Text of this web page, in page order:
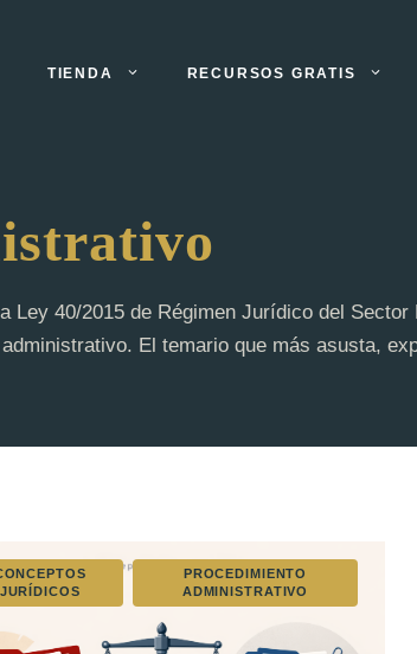
TIENDA RECURSOS GRATIS
Ley 40/2015 de Régimen Jurídico del
El temario que más asusta,
JURÍDICOS
PROCEDIMIENTO
ADMINISTRATIVO